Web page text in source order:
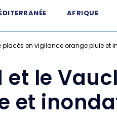
AFRIQUE
placés en vigilance orange pluie et
le
et